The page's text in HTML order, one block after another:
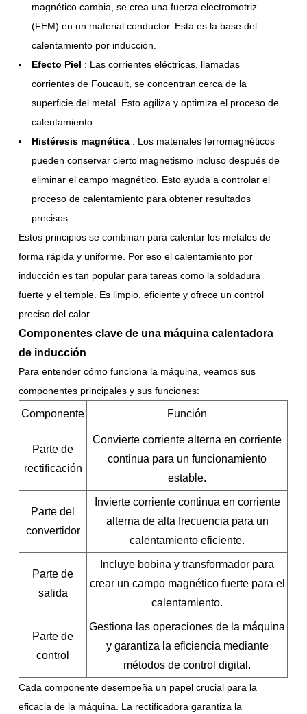
magnético cambia, se crea una fuerza electromotriz
(FEM) en un material conductor. Esta es la base del
calentamiento por inducción.
Efecto Piel : Las corrientes eléctricas, llamadas
corrientes de Foucault, se concentran cerca de la
superficie del metal. Esto agiliza y optimiza el proceso de
calentamiento.
Histéresis magnética : Los materiales ferromagnéticos
pueden conservar cierto magnetismo incluso después de
eliminar el campo magnético. Esto ayuda a controlar el
proceso de calentamiento para obtener resultados
precisos.
Estos principios se combinan para calentar los metales de
forma rápida y uniforme. Por eso el calentamiento por
inducción es tan popular para tareas como la soldadura
fuerte y el temple. Es limpio, eficiente y ofrece un control
preciso del calor.
Componentes clave de una máquina calentadora
de inducción
Para entender cómo funciona la máquina, veamos sus
componentes principales y sus funciones:
Componente Función
Parte de
rectificación
Convierte corriente alterna en corriente
continua para un funcionamiento
estable.
Parte del
convertidor
Invierte corriente continua en corriente
alterna de alta frecuencia para un
calentamiento eficiente.
Parte de
salida
Incluye bobina y transformador para
crear un campo magnético fuerte para el
calentamiento.
Parte de
control
Gestiona las operaciones de la máquina
y garantiza la eficiencia mediante
métodos de control digital.
Cada componente desempeña un papel crucial para la
eficacia de la máquina. La rectificadora garantiza la